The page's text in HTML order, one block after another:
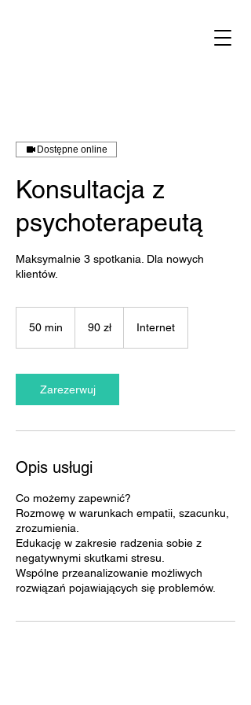
Dostępne online
Konsultacja z
psychoterapeutą
Maksymalnie 3 spotkania. Dla nowych
klientów.
50 min
i
n
polskich
90 zł Internet
Zarezerwuj
Opis usługi
Co możemy zapewnić?
Rozmowę w warunkach empatii, szacunku,
zrozumienia.
Edukację w zakresie radzenia sobie z
negatywnymi skutkami stresu.
Wspólne przeanalizowanie możliwych
rozwiązań pojawiających się problemów.